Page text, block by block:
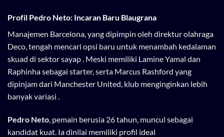
Profil Pedro Neto: Incaran Baru Blaugrana
Manajemen Barcelona, yang dipimpin oleh direktur olahraga
Deco, tengah mencari opsi baru untuk menambah kedalaman
skuad di sektor sayap . Meski memiliki Lamine Yamal dan
Raphinha sebagai starter, serta Marcus Rashford yang
dipinjam dari Manchester United, klub menginginkan lebih
banyak variasi .
Pedro Neto , pemain berusia 26 tahun, muncul sebagai
kandidat kuat. Ia dinilai memiliki profil ideal